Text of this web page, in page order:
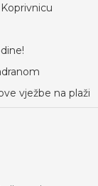
vježbe na plaži